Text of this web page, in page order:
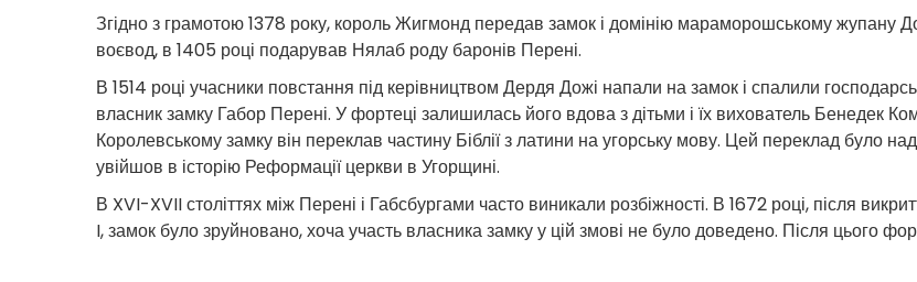
Згідно з грамотою 1378 року, король Жигмонд передав замок і домінію мараморошському жупану
воєвод, в 1405 році подарував Нялаб роду баронів Перені.
В 1514 році учасники повстання під керівництвом Дердя Дожі напали на замок і спалили
власник замку Габор Перені. У фортеці залишилась його вдова з дітьми і їх вихователь Бенедек
Королевському замку він переклав частину Біблії з латини на угорську мову. Цей переклад було
увійшов в історію Реформації церкви в Угорщині.
В XVI-XVII століттях між Перені і Габсбургами часто виникали розбіжності. В 1672 році, після
I, замок було зруйновано, хоча участь власника замку у цій змові не було доведено. Після цього